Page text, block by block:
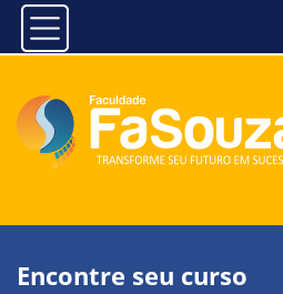
Encontre seu curso